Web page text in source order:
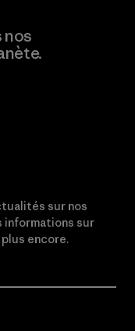
nos
sur nos
informations sur
encore.